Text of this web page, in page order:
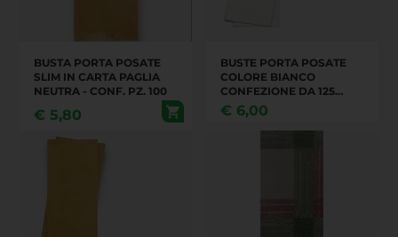
BUSTA PORTA POSATE
SLIM IN CARTA PAGLIA
NEUTRA - CONF. PZ. 100
€ 5,80
BUSTE PORTA POSATE
COLORE BIANCO
CONFEZIONE DA 125
PEZZI
€ 6,00